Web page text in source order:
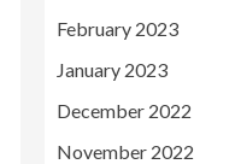
February 2023
January 2023
December 2022
November 2022